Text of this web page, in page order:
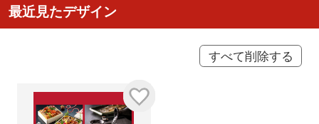
最近見たデザイン
すべて削除する